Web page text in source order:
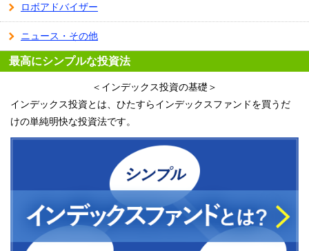
ロボアドバイザー
ニュース・その他
最高にシンプルな投資法
＜インデックス投資の基礎＞
インデックス投資とは、ひたすらインデックスファンドを買うだ
けの単純明快な投資法です。